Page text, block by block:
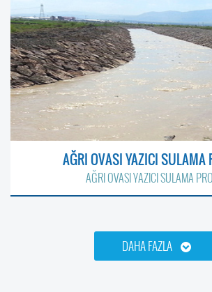
AĞRI OVASI YAZICI SULAMA
AĞRI OVASI YAZICI SULAMA
DAHA FAZLA